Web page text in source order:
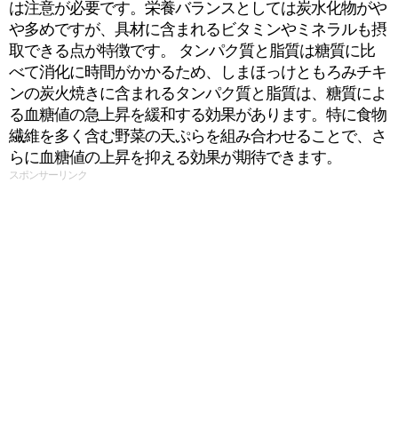
は注意が必要です。栄養バランスとしては炭水化物がや
や多めですが、具材に含まれるビタミンやミネラルも摂
取できる点が特徴です。 タンパク質と脂質は糖質に比
べて消化に時間がかかるため、しまほっけともろみチキ
ンの炭火焼きに含まれるタンパク質と脂質は、糖質によ
る血糖値の急上昇を緩和する効果があります。特に食物
繊維を多く含む野菜の天ぷらを組み合わせることで、さ
らに血糖値の上昇を抑える効果が期待できます。
スポンサーリンク